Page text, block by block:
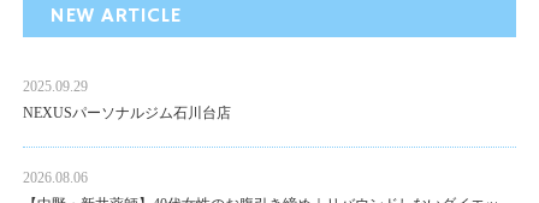
NEW ARTICLE
2025.09.29
NEXUSパーソナルジム石川台店
2026.08.06